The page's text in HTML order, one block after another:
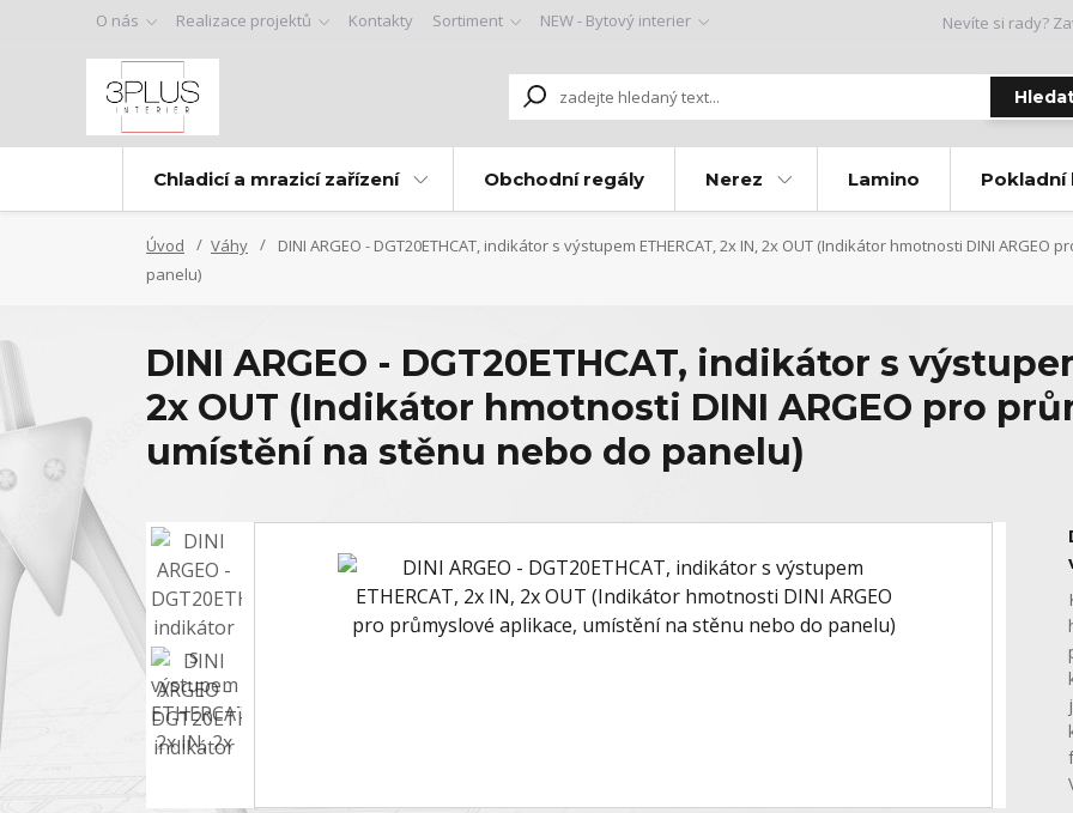
O nás Realizace projektů Kontakty Sortiment NEW - Bytový interier Nevíte si rady?
Chladicí a mrazicí zařízení Obchodní regály Nerez Lamino Pokladní
Úvod Váhy
DINI ARGEO - DGT20ETHCAT, indikátor s výstupem ETHERCAT, 2x IN, 2x OUT (Indikátor hmotnosti DINI
panelu)
DINI ARGEO - DGT20ETHCAT, indikátor s
2x OUT (Indikátor hmotnosti DINI ARGEO pro
umístění na stěnu nebo do panelu)